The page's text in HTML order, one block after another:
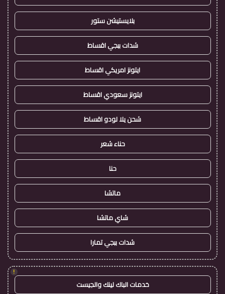
بلايستيشن ستور
شدات ببجي اقساط
ايتونز امريكي اقساط
ايتونز سعودي اقساط
شحن يلا لودو اقساط
حناء شعر
حنا
ماتشا
شاي ماتشا
شدات ببجي تمارا
!
خدمات الباك لينك والجيست